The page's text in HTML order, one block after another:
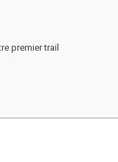
premier trail